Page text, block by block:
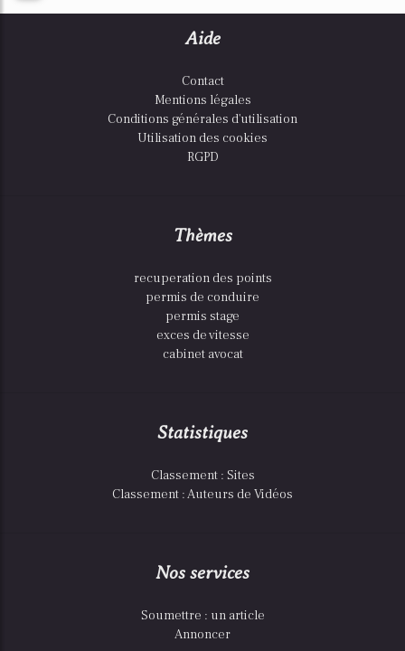
Aide
Contact
Mentions légales
Conditions générales d'utilisation
Utilisation des cookies
RGPD
Thèmes
recuperation des points
permis de conduire
permis stage
exces de vitesse
cabinet avocat
Statistiques
Classement : Sites
Classement : Auteurs de Vidéos
Nos services
Soumettre : un article
Annoncer